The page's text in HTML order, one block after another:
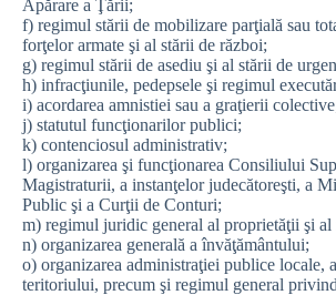
Apărare a Ţării;
f) regimul stării de mobilizare parţială sau
forţelor armate şi al stării de război;
g) regimul stării de asediu şi al stării de
h) infracţiunile, pedepsele şi regimul
i) acordarea amnistiei sau a graţierii
j) statutul funcţionarilor publici;
k) contenciosul administrativ;
l) organizarea şi funcţionarea Consiliului
Magistraturii, a instanţelor judecătoreşti, a
Public şi a Curţii de Conturi;
m) regimul juridic general al proprietăţii şi al
n) organizarea generală a învăţământului;
o) organizarea administraţiei publice locale, a
teritoriului, precum şi regimul general privind